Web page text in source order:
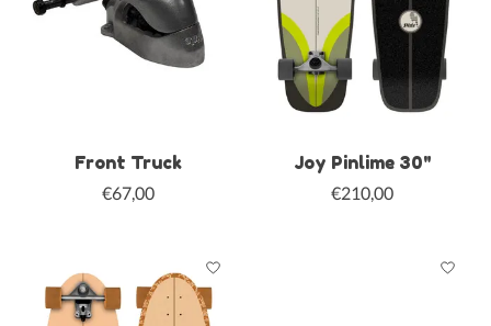
Front Truck
€67,00
Joy Pinlime 30"
€210,00